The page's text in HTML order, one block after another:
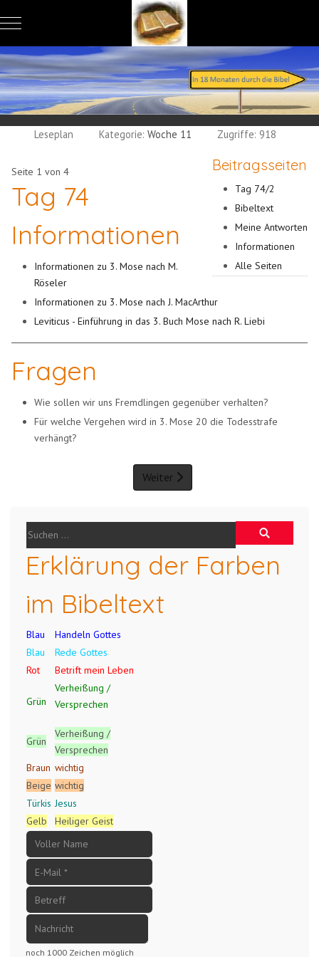
Mobile Menu Toggle
Leseplan Kategorie:Woche 11 Zugriffe: 918
Beitragsseiten
Tag 74/2
Bibeltext
Meine Antworten
Informationen
Alle Seiten
Seite 1 von 4
Tag 74
Informationen
Informationen zu 3. Mose nach M.
Röseler
Informationen zu 3. Mose nach J. MacArthur
Leviticus - Einführung in das 3. Buch Mose nach R. Liebi
Fragen
Wie sollen wir uns Fremdlingen gegenüber verhalten?
Für welche Vergehen wird in 3. Mose 20 die Todesstrafe
verhängt?
Weiter
Erklärung der Farben
im Bibeltext
Blau
Handeln Gottes
Blau
Rede Gottes
Rot
Betrift mein Leben
Grün
Verheißung /
Versprechen
Grün
Verheißung /
Versprechen
Braun wichtig
Beige wichtig
Türkis Jesus
Gelb
Heiliger Geist
noch 1000 Zeichen möglich